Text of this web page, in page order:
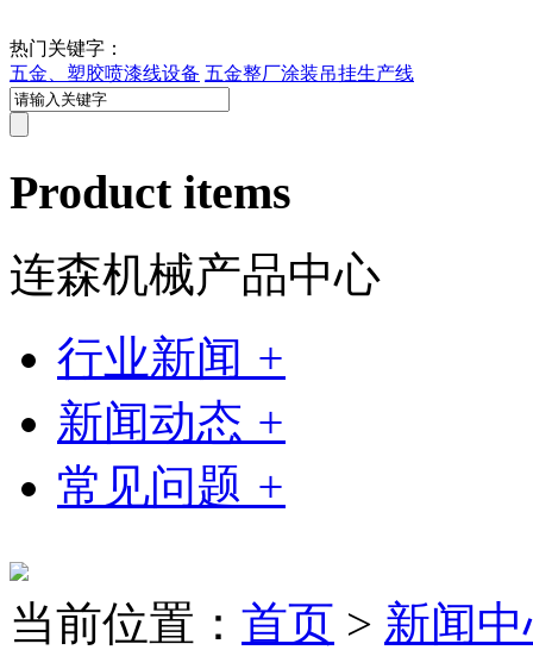
热门关键字：
五金、塑胶喷漆线设备 五金整厂涂装吊挂生产线
Product items
连森机械产品中心
行业新闻 +
新闻动态 +
常见问题 +
当前位置： 首页 > 新闻